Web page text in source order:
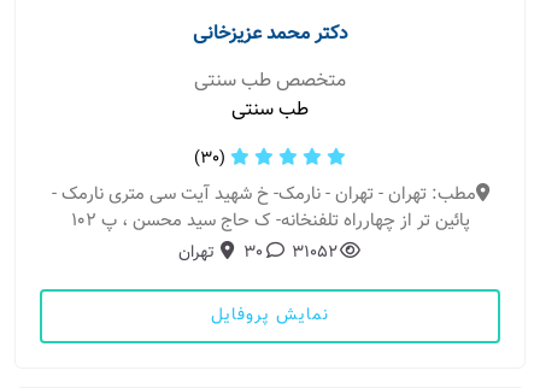
دکتر محمد عزیزخانی
متخصص طب سنتی
طب سنتی
(30)
مطب: تهران - تهران - نارمک- خ شهید آیت سی متری نارمک -
پائین تر از چهارراه تلفنخانه- ک حاج سید محسن ، پ 102
31052
30 تهران
نمایش پروفایل